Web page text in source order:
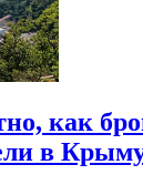
как
в